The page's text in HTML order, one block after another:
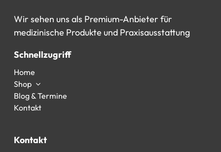
Wir sehen uns als Premium-Anbieter für
medizinische Produkte und Praxisausstattung
Schnellzugriff
Home
Shop
Blog & Termine
Kontakt
Kontakt